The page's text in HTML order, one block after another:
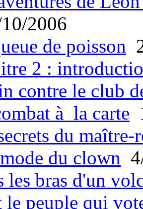
2006
de poisson
2 :
contre le club
à la carte
du maître-
du clown
les bras d'un
le peuple qui